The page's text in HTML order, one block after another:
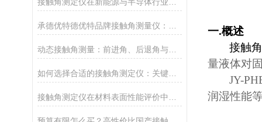
动态接触角测量：前进角、后退角与滚动角分析
如何选择合适的接触角测定仪：关键参数与配置解读
一.概述
接触
量液体对
JY-
润湿性能